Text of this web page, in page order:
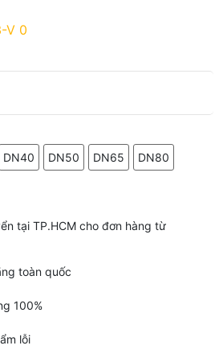
V 0
DN40 DN50 DN65 DN80
tại TP.HCM cho đơn hàng từ
toàn quốc
100%
lỗi